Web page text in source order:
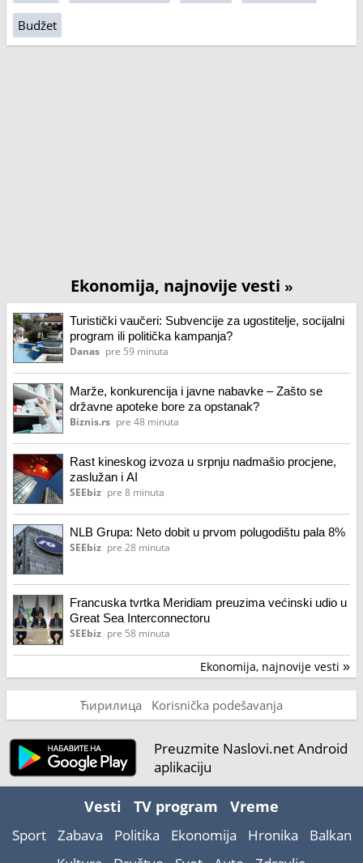
Budžet
Ekonomija, najnovije vesti »
Turistički vaučeri: Subvencije za ugostitelje, socijalni
program ili politička kampanja?
Danas pre 59 minuta
Marže, konkurencija i javne nabavke – Zašto se
državne apoteke bore za opstanak?
Biznis.rs pre 48 minuta
Rast kineskog izvoza u srpnju nadmašio procjene,
zaslužan i AI
SEEbiz pre 8 minuta
NLB Grupa: Neto dobit u prvom polugodištu pala 8%
SEEbiz pre 28 minuta
Francuska tvrtka Meridiam preuzima većinski udio u
Great Sea Interconnectoru
SEEbiz pre 58 minuta
Ekonomija, najnovije vesti »
Ћирилица Korisnička podešavanja
Preuzmite Naslovi.net Android
aplikaciju
Vesti TV program Vreme
Sport Zabava Politika Ekonomija Hronika
Balkan